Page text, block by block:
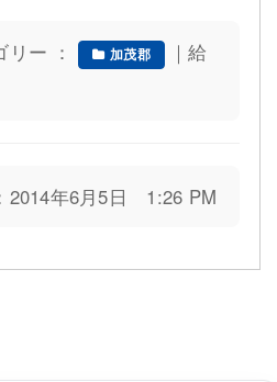
ー ： 加茂郡
｜給
2014年6月5日 1:26 PM